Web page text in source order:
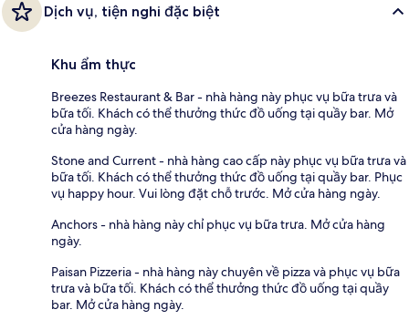
Dịch vụ, tiện nghi đặc biệt
Khu ẩm thực
Breezes Restaurant & Bar - nhà hàng này phục vụ bữa trưa và
bữa tối. Khách có thể thưởng thức đồ uống tại quầy bar. Mở
cửa hàng ngày.
Stone and Current - nhà hàng cao cấp này phục vụ bữa trưa và
bữa tối. Khách có thể thưởng thức đồ uống tại quầy bar. Phục
vụ happy hour. Vui lòng đặt chỗ trước. Mở cửa hàng ngày.
Anchors - nhà hàng này chỉ phục vụ bữa trưa. Mở cửa hàng
ngày.
Paisan Pizzeria - nhà hàng này chuyên về pizza và phục vụ bữa
trưa và bữa tối. Khách có thể thưởng thức đồ uống tại quầy
bar. Mở cửa hàng ngày.